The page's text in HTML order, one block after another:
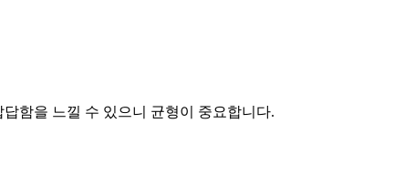
함을 느낄 수 있으니 균형이 중요합니다.